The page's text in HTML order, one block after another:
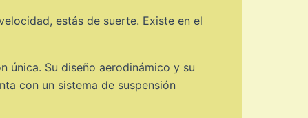
estás de suerte. Existe en el
única. Su diseño aerodinámico y su
con un sistema de suspensión